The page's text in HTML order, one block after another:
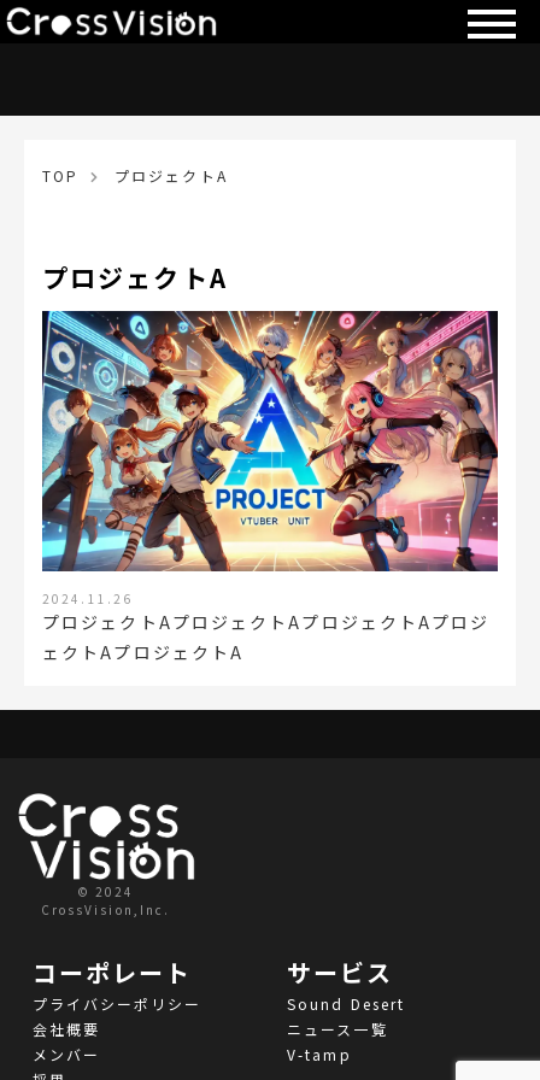
TOP プロジェクトA
プロジェクトA
2024.11.26
プロジェクトAプロジェクトAプロジェクトAプロジ
ェクトAプロジェクトA
© 2024
CrossVision,Inc.
コーポレート
プライバシーポリシー
会社概要
メンバー
サービス
Sound Desert
ニュース一覧
V-tamp